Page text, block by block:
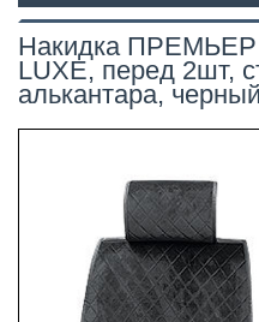
Накидка ПРЕМЬЕР
LUXE, перед 2шт,
алькантара, черный